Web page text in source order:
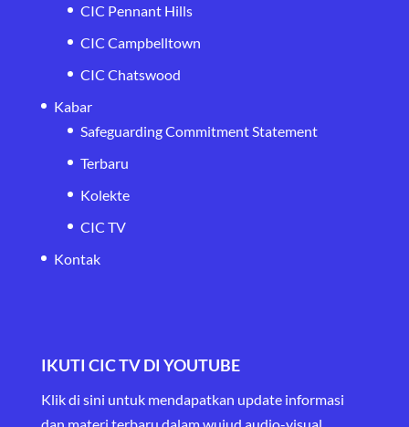
CIC Pennant Hills
CIC Campbelltown
CIC Chatswood
Kabar
Safeguarding Commitment Statement
Terbaru
Kolekte
CIC TV
Kontak
IKUTI CIC TV DI YOUTUBE
Klik di sini untuk mendapatkan update informasi